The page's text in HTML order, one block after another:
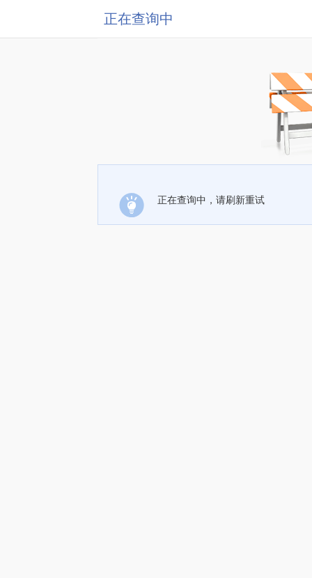
正在查询中
正在查询中，请刷新重试